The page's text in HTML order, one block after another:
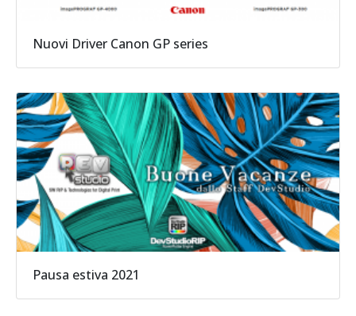
Nuovi Driver Canon GP series
Pausa estiva 2021